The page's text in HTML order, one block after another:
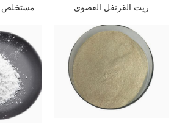
زيت القرنفل العضوي مستخلص